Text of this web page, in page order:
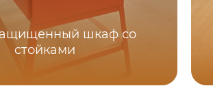
шкаф со
стойками